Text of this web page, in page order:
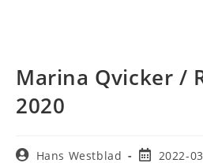
Marina Qvicker /
2020
Hans Westblad
2022-